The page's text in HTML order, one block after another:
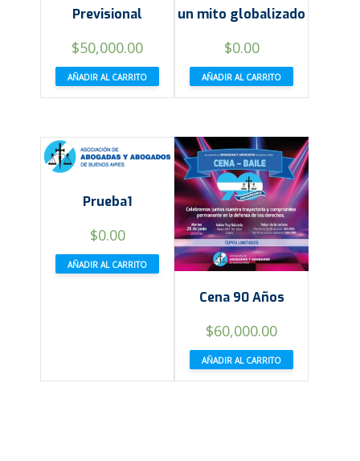
Previsional
$50,000.00
AÑADIR AL CARRITO
un mito globalizado
$0.00
AÑADIR AL CARRITO
Prueba1
$0.00
AÑADIR AL CARRITO
Cena 90 Años
$60,000.00
AÑADIR AL CARRITO